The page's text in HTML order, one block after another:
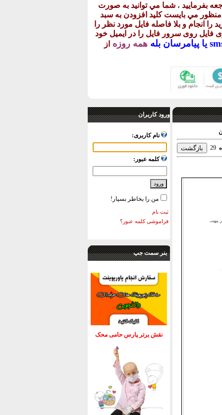
بفرماييد ، شما مي توانيد به صورت
منظور مي بايست کليد افزودن به سبد
را انجام و بلا فاصله فايل مورد نظر را
فايل روی سرور فايل را در ايميل خود
پيامرسان بله همه روزه از
ورود کاربران
نام کاربری:
کلمه عبور:
من را بخاطر بسپار!
ثبت نام
فراموشی کلمه عبور؟
بنر سمت جپ
نقش برتر پارس حامی محک
29